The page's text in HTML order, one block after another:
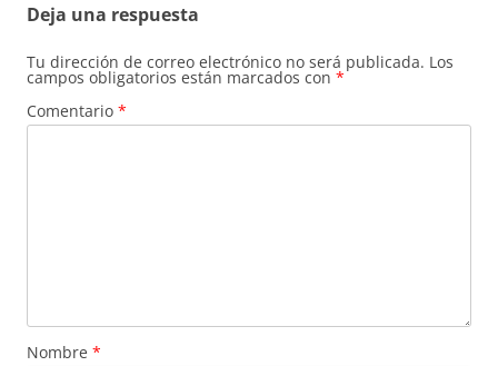
Deja una respuesta
Tu dirección de correo electrónico no será publicada. Los
campos obligatorios están marcados con *
Comentario *
Nombre *